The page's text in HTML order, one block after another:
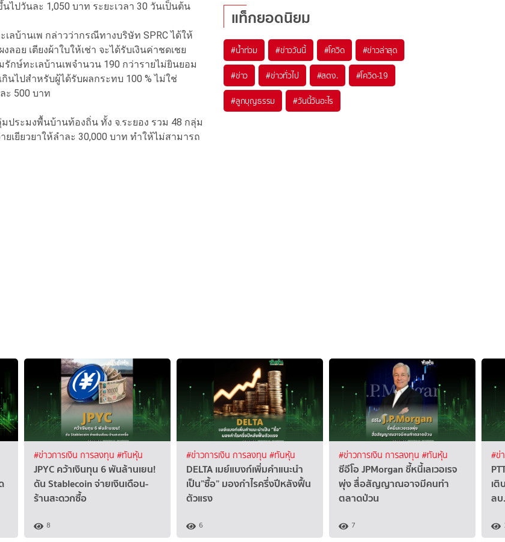
ปวันละ 1,050 บาท ระยะเวลา 30 วันเป็นต้น
บ้านเพ กล่าวว่ากรณีทางบริษัท SPRC ได้ให้
อย เตียงผ้าใบให้เช่า จะได้รับเงินค่าชดเชย
กษ์ทะเลบ้านเพจำนวน 190 กว่ารายไม่ยินยอม
นไปสำหรับผู้ได้รับผลกระทบ 100 % ไม่ใช่
ะ 500 บาท
ประมงพื้นบ้านท้องถิ่น ทั้ง จ.ระยอง รวม 48 กลุ่ม
เยียวยาให้ลำละ 30,000 บาท ทำให้ไม่สามารถ
แท็กยอดนิยม
#น้ำท่วม #ข่าววันนี้ #โควิด #ข่าวล่าสุด
#ข่าว #ข่าวทั่วไป #สตง. #โควิด-19
#ลูกบุญธรรม #วันนี้วันอะไร
#ข่าวการเงิน การลงทุน #ทันหุ้น
JPYC คว้าเงินทุน 6 พันล้านเยน!
ดัน Stablecoin จ่ายเงินเดือน-
ร้านสะดวกซื้อ
8
#ข่าวการเงิน การลงทุน #ทันหุ้น
DELTA เมย์แบงก์เพิ่มคำแนะนำ
เป็น”ซื้อ” มองกำไรครึ่งปีหลังฟื้น
ตัวแรง
6
#ข่าวการเงิน การลงทุน #ทันหุ้น
ซีอีโอ JPMorgan ชี้หนี้เลเวอเรจ
พุ่ง สื่อสัญญาณอาจมีคนทำ
ตลาดป่วน
7
#ข่
เ
ล